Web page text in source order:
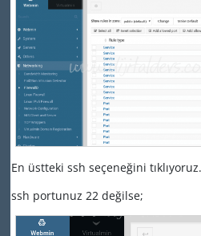
En üstteki ssh seçeneğini tıklıyoruz.
ssh portunuz 22 değilse;